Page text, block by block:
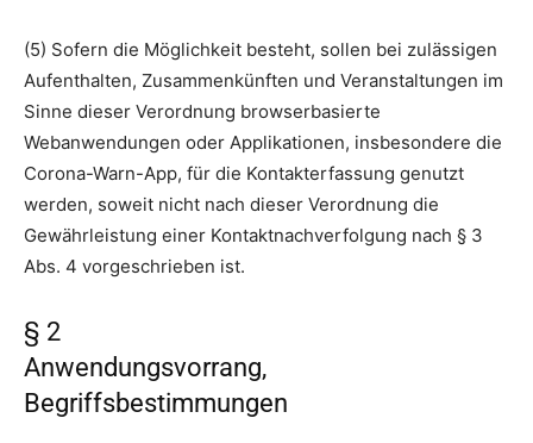
(5) Sofern die Möglichkeit besteht, sollen bei zulässigen
Aufenthalten, Zusammenkünften und Veranstaltungen im
Sinne dieser Verordnung browserbasierte
Webanwendungen oder Applikationen, insbesondere die
Corona-Warn-App, für die Kontakterfassung genutzt
werden, soweit nicht nach dieser Verordnung die
Gewährleistung einer Kontaktnachverfolgung nach § 3
Abs. 4 vorgeschrieben ist.
§ 2
Anwendungsvorrang,
Begriffsbestimmungen